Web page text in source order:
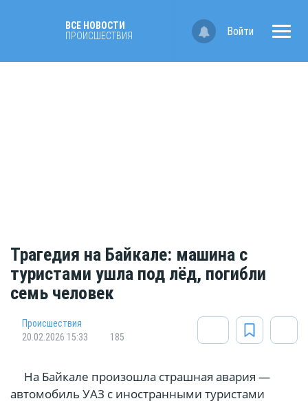
ВСЕ НОВОСТИ
ПРОИСШЕСТВИЯ
Войти
Трагедия на Байкале: машина с
туристами ушла под лёд, погибли
семь человек
Происшествия
20.02.2026 15:33
185
На Байкале произошла страшная авария —
автомобиль УАЗ с иностранными туристами